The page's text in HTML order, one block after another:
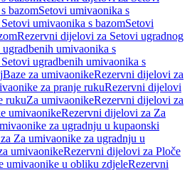
bazomSetovi umivaonika s
umivaonika s bazomSetovi
Rezervni dijelovi za Setovi ugradnog
ugradbenih umivaonika s
ugradbenih umivaonika s
Baze za umivaonikeRezervni dijelovi za
za pranje rukuRezervni dijelovi
rukuZa umivaonikeRezervni dijelovi za
umivaonikeRezervni dijelovi za Za
za ugradnju u kupaonski
Za umivaonike za ugradnju u
umivaonikeRezervni dijelovi za Ploče
umivaonike u obliku zdjeleRezervni